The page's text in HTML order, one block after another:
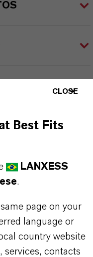
CLOSE
Best Fits
LANXESS
.
page on your
language or
country website
services, contacts